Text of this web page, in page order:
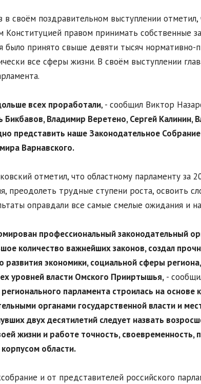
в своём поздравительном выступлении
Конституцией правом принимать собственные
было принято свыше девяти тысяч нормативно-
все сферы жизни. В своём выступлении
всех проработали, - сообщил Виктор
Бикбавов, Владимир Веретено, Сергей Калинин,
представить наше Законодательное
Варнавского.
отметил, что областному парламенту за
преодолеть трудные ступени роста, освоить
оправдали все самые смелые ожидания и
профессиональный законодательный
количество важнейших законов, создал
развития экономики, социальной сферы
уровней власти Омского Прииртышья,-
парламента строилась на основе
органами государственной власти и
двух десятилетий следует назвать
жизни и работе точность, своевременность,
области.
и от представителей российского